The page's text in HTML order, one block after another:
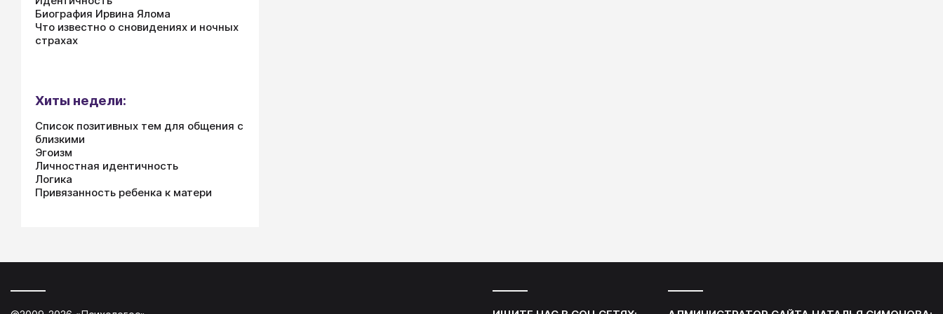
Биография Ирвина Ялома
Что известно о сновидениях и ночных
страхах
Хиты недели:
Список позитивных тем для общения с
близкими
Эгоизм
Личностная идентичность
Логика
Привязанность ребенка к матери